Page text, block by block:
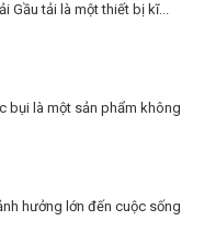
Gầu tải là một thiết bị kĩ...
bụi là một sản phẩm không
hưởng lớn đến cuộc sống